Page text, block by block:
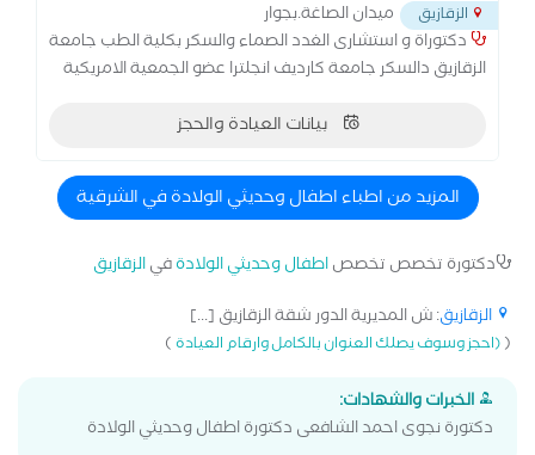
الزقازيق
ميدان الصاغة.بجوار
دكتوراة و استشارى الغدد الصماء والسكر بكلية الطب جامعة
الزقازيق دالسكر جامعة كارديف انجلترا عضو الجمعية الامريكية
عيادة امراض الغدد الصماء و السكر
بيانات العيادة والحجز
المزيد من اطباء اطفال وحديثي الولادة في الشرقية
دكتورة تخصص تخصصاطفال وحديثي الولادةفيالزقازيق
الزقازيق: ش المديرية الدور شقة الزقازيق [...]
((احجز وسوف يصلك العنوان بالكامل وارقام العيادة)
الخبرات والشهادات:
دكتورة نجوى احمد الشافعى دكتورة اطفال وحديثي الولادة